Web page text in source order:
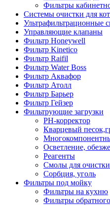
Фильтры
Системы очистки для
Ультрафильтрационные
Управляющие клапаны
Фильтр Honeywell
Фильтр Kinetico
Фильтр Raifil
Фильтр Water Boss
Фильтр Аквафор
Фильтр Атолл
Фильтр Барьер
Фильтр Гейзер
Фильтрующие загрузки
PH-корректор
Кварцевый
Осветление,
Реагенты
Смолы для
Сорбция, уголь
Фильтры под мойку
Фильтры на кухню
Фильтры